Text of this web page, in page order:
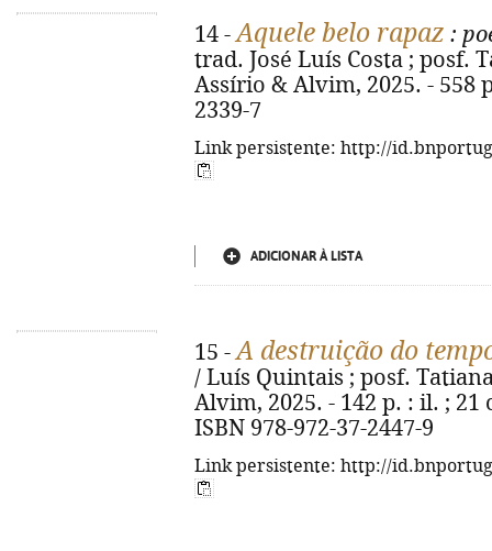
14 -Aquele belo rapaz :
trad. José Luís Costa ; posf.
Assírio & Alvim, 2025. - 558
2339-7
Link persistente: http://
ADICIONAR À LISTA
15 -A destruição do
/ Luís Quintais ; posf.
Alvim, 2025. - 142 p. : il. ;
ISBN 978-972-37-2447-9
Link persistente: http://